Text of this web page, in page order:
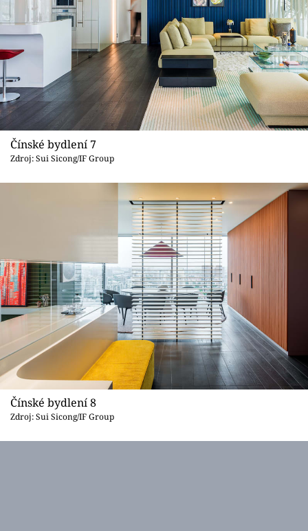
Čínské bydlení 7
Zdroj: Sui Sicong/IF Group
Čínské bydlení 8
Zdroj: Sui Sicong/IF Group